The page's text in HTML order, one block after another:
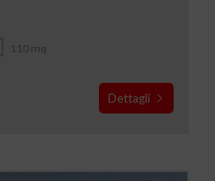
110 mq
Dettagli